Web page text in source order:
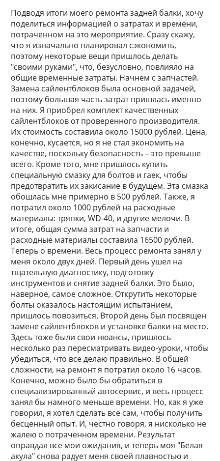
Подводя итоги моего ремонта задней балки, хочу
поделиться информацией о затратах и времени,
потраченном на это мероприятие. Сразу скажу,
что я изначально планировал сэкономить,
поэтому некоторые вещи пришлось делать
"своими руками", что, безусловно, повлияло на
общие временные затраты. Начнем с запчастей.
Замена сайлентблоков была основной задачей,
поэтому большая часть затрат пришлась именно
на них. Я приобрел комплект качественных
сайлентблоков от проверенного производителя.
Их стоимость составила около 15000 рублей. Цена,
конечно, кусается, но я не стал экономить на
качестве, поскольку безопасность – это превыше
всего. Кроме того, мне пришлось купить
специальную смазку для болтов и гаек, чтобы
предотвратить их закисание в будущем. Эта смазка
обошлась мне примерно в 500 рублей. Также, я
потратил около 1000 рублей на расходные
материалы: тряпки, WD-40, и другие мелочи. В
итоге, общая сумма затрат на запчасти и
расходные материалы составила 16500 рублей.
Теперь о времени. Весь процесс ремонта занял у
меня около двух дней. Первый день ушел на
тщательную диагностику, подготовку
инструментов и снятие задней балки. Это было,
наверное, самое сложное. Открутить некоторые
болты оказалось настоящим испытанием,
пришлось повозиться. Второй день был посвящен
замене сайлентблоков и установке балки на место.
Здесь тоже были свои нюансы, пришлось
несколько раз пересматривать видео-уроки, чтобы
убедиться, что все делаю правильно. В общей
сложности, на ремонт я потратил около 16 часов.
Конечно, можно было бы обратиться в
специализированный автосервис, и весь процесс
занял бы намного меньше времени. Но, как я уже
говорил, я хотел сделать все сам, чтобы получить
бесценный опыт. И, честно говоря, я нисколько не
жалею о потраченном времени. Результат
оправдал все мои ожидания, и теперь моя "Белая
акула" снова радует меня своей плавностью и